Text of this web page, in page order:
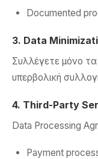
Documented
3. Data
Συλλέγετε μόνο
υπερβολική
4. Third-Party
Data Processing
Payment